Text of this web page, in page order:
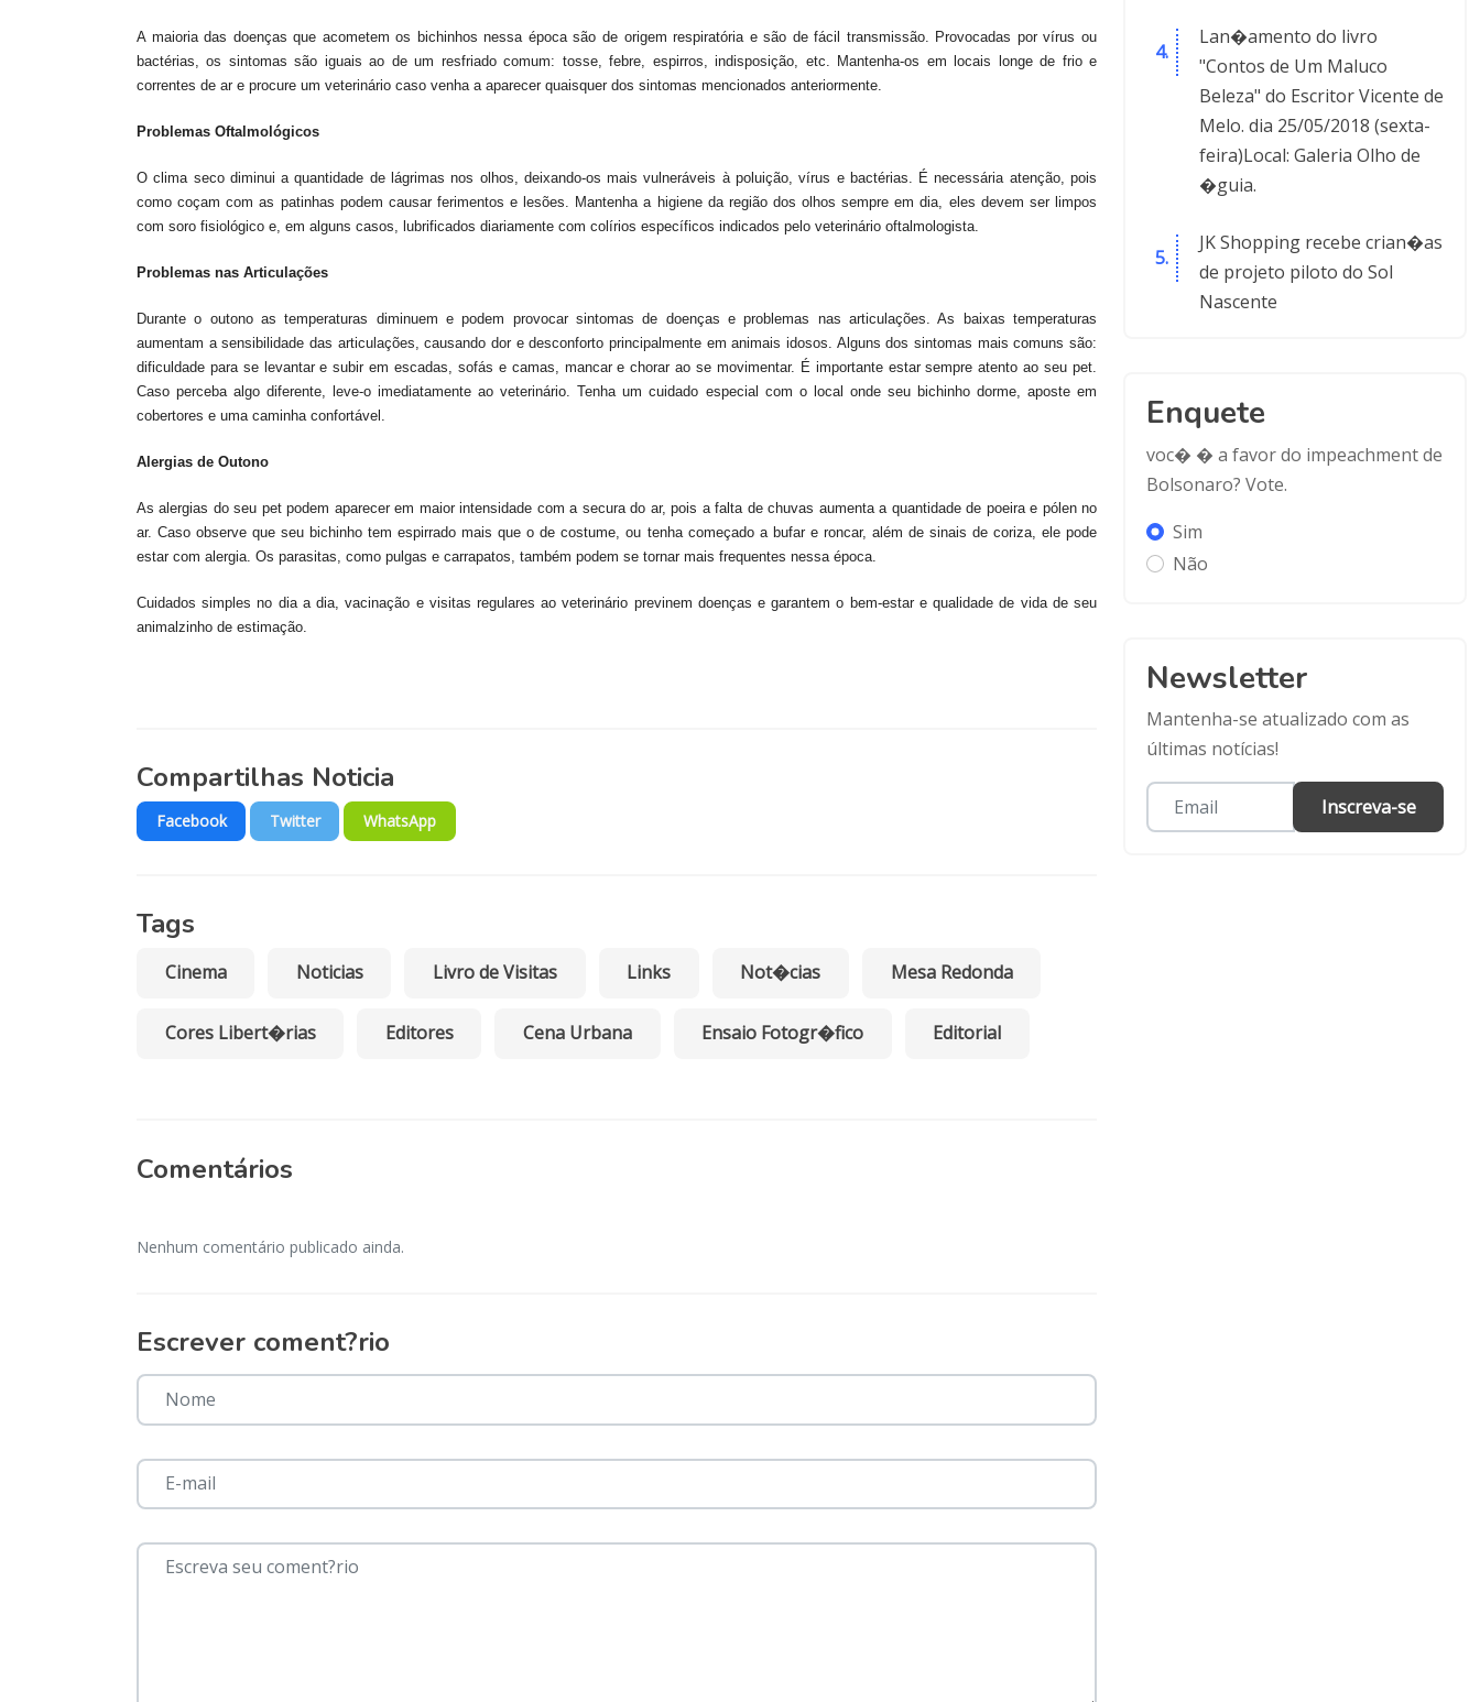
A maioria das doenças que acometem os bichinhos nessa época são de origem respiratória e são de fácil transmissão. Provocadas por vírus ou
bactérias, os sintomas são iguais ao de um resfriado comum: tosse, febre, espirros, indisposição, etc. Mantenha-os em locais longe de frio e
correntes de ar e procure um veterinário caso venha a aparecer quaisquer dos sintomas mencionados anteriormente.
Problemas Oftalmológicos
O clima seco diminui a quantidade de lágrimas nos olhos, deixando-os mais vulneráveis à poluição, vírus e bactérias. É necessária atenção, pois
como coçam com as patinhas podem causar ferimentos e lesões. Mantenha a higiene da região dos olhos sempre em dia, eles devem ser limpos
com soro fisiológico e, em alguns casos, lubrificados diariamente com colírios específicos indicados pelo veterinário oftalmologista.
Problemas nas Articulações
Durante o outono as temperaturas diminuem e podem provocar sintomas de doenças e problemas nas articulações. As baixas temperaturas
aumentam a sensibilidade das articulações, causando dor e desconforto principalmente em animais idosos. Alguns dos sintomas mais comuns são:
dificuldade para se levantar e subir em escadas, sofás e camas, mancar e chorar ao se movimentar. É importante estar sempre atento ao seu pet.
Caso perceba algo diferente, leve-o imediatamente ao veterinário. Tenha um cuidado especial com o local onde seu bichinho dorme, aposte em
cobertores e uma caminha confortável.
Alergias de Outono
As alergias do seu pet podem aparecer em maior intensidade com a secura do ar, pois a falta de chuvas aumenta a quantidade de poeira e pólen no
ar. Caso observe que seu bichinho tem espirrado mais que o de costume, ou tenha começado a bufar e roncar, além de sinais de coriza, ele pode
estar com alergia. Os parasitas, como pulgas e carrapatos, também podem se tornar mais frequentes nessa época.
Cuidados simples no dia a dia, vacinação e visitas regulares ao veterinário previnem doenças e garantem o bem-estar e qualidade de vida de seu
animalzinho de estimação.
Compartilhas Noticia
Facebook Twitter WhatsApp
Tags
Cinema Noticias Livro de Visitas Links Not�cias Mesa Redonda
Cores Libert�rias Editores Cena Urbana Ensaio Fotogr�fico Editorial
Comentários
Nenhum comentário publicado ainda.
Escrever coment?rio
Lan�amento do livro
"Contos de Um Maluco
Beleza" do Escritor Vicente de
Melo. dia 25/05/2018 (sexta-
feira)Local: Galeria Olho de
�guia.
JK Shopping recebe crian�as
de projeto piloto do Sol
Nascente
Enquete
voc� � a favor do impeachment de
Bolsonaro? Vote.
Sim
Não
Newsletter
Mantenha-se atualizado com as
últimas notícias!
Inscreva-se